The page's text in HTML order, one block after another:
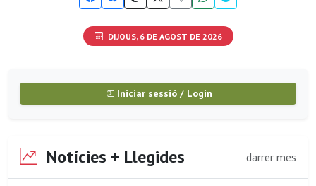
DIJOUS, 6 DE AGOST DE 2026
Iniciar sessió / Login
Notícies + Llegides darrer mes